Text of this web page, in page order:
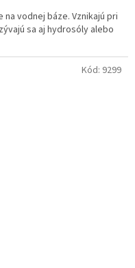
vodnej báze. Vznikajú pri
sa aj hydrosóly alebo
Kód: 9299